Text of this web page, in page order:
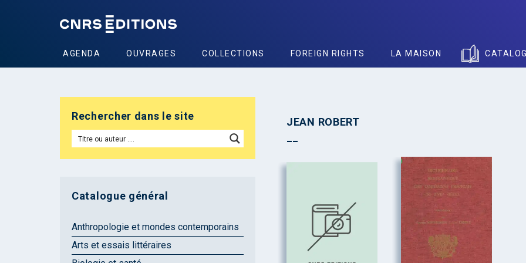
AGENDA OUVRAGES COLLECTIONS FOREIGN RIGHTS LA MAISON
JEAN ROBERT
Rechercher dans le site
Catalogue général
Anthropologie et mondes contemporains
Arts et essais littéraires